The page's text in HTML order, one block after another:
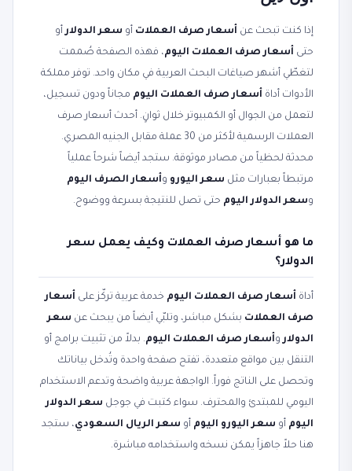
إذا كنت تبحث عن أسعار صرف العملات أو سعر الدولارأو
حتى أسعار صرف العملات اليوم، فهذه الصفحة صُممت
لتغطّي أشهر صياغات البحث العربية في مكان واحد. توفر مملكة
الأدوات أداة أسعار صرف العملات اليوم مجاناً ودون تسجيل،
لتعمل من الجوال أو الكمبيوتر خلال ثوانٍ. أحدث أسعار صرف
العملات الرسمية لأكثر من 30 عملة مقابل الجنيه المصري.
محدثة لحظياً من مصادر موثوقة. ستجد أيضاً شرحاً عملياً
مرتبطاً بعبارات مثل سعر اليورو وأسعار الصرف اليوم
وسعر الدولار اليوم حتى تصل للنتيجة بسرعة ووضوح.
ما هو أسعار صرف العملات وكيف يعمل سعر
الدولار؟
أداة أسعار صرف العملات اليوم خدمة عربية تركّز على أسعار
صرف العملات بشكل مباشر، وتلبّي أيضاً من يبحث عن سعر
الدولاروأسعار صرف العملات اليوم. بدلاً من تثبيت برامج أو
التنقل بين مواقع متعددة، تفتح صفحة واحدة وتُدخل بياناتك
وتحصل على الناتج فوراً. الواجهة عربية واضحة وتدعم الاستخدام
اليومي للمبتدئ والمحترف. سواء كتبت في جوجل سعر الدولار
اليوم أو سعر اليورو اليوم أو سعر الريال السعودي، ستجد
هنا حلاً جاهزاً يمكن نسخه واستخدامه مباشرة.